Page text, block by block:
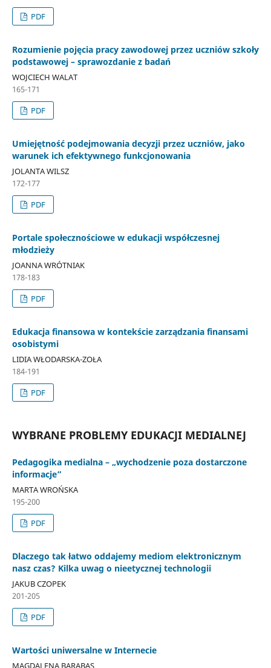
PDF
Rozumienie pojęcia pracy zawodowej przez uczniów szkoły
podstawowej – sprawozdanie z badań
WOJCIECH WALAT
165-171
PDF
Umiejętność podejmowania decyzji przez uczniów, jako
warunek ich efektywnego funkcjonowania
JOLANTA WILSZ
172-177
PDF
Portale społecznościowe w edukacji współczesnej
młodzieży
JOANNA WRÓTNIAK
178-183
PDF
Edukacja finansowa w kontekście zarządzania finansami
osobistymi
LIDIA WŁODARSKA-ZOŁA
184-191
PDF
WYBRANE PROBLEMY EDUKACJI MEDIALNEJ
Pedagogika medialna – „wychodzenie poza dostarczone
informacje”
MARTA WROŃSKA
195-200
PDF
Dlaczego tak łatwo oddajemy mediom elektronicznym
nasz czas? Kilka uwag o nieetycznej technologii
JAKUB CZOPEK
201-205
PDF
Wartości uniwersalne w Internecie
MAGDALENA BARABAS